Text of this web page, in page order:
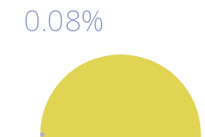
0.08%